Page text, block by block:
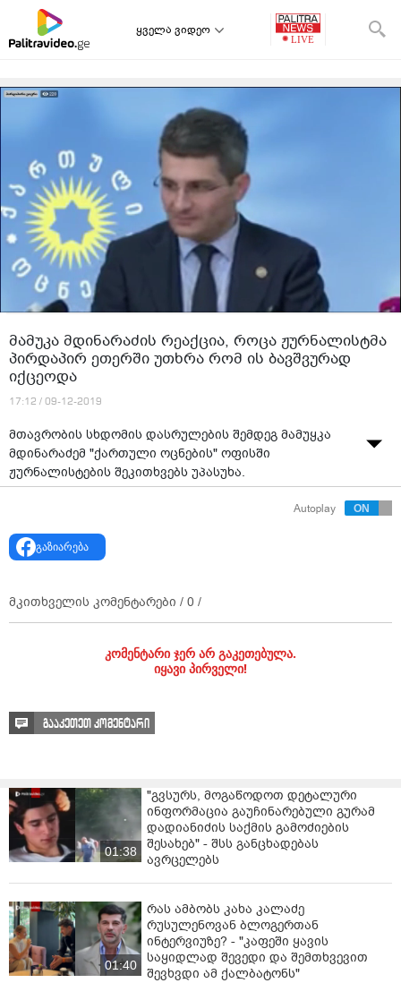
ყველა ვიდეო
მამუკა მდინარაძის რეაქცია, როცა ჟურნალისტმა
პირდაპირ ეთერში უთხრა რომ ის ბავშვურად
იქცეოდა
17:12 / 09-12-2019
მთავრობის სხდომის დასრულების შემდეგ მამუყკა
მდინარაძემ "ქართული ოცნების" ოფისში
ჟურნალისტების შეკითხვებს უპასუხა.
Autoplay
გაზიარება
მკითხველის კომენტარები / 0 /
კომენტარი ჯერ არ გაკეთებულა.
იყავი პირველი!
გააკეთეთ კომენტარი
01:38
"გვსურს, მოგაწოდოთ დეტალური
ინფორმაცია გაუჩინარებული გურამ
დადიანიძის საქმის გამოძიების
შესახებ" - შსს განცხადებას
ავრცელებს
01:40
რას ამბობს კახა კალაძე
რუსულენოვან ბლოგერთან
ინტერვიუზე? - "კაფეში ყავის
საყიდლად შევედი და შემთხვევით
შევხვდი ამ ქალბატონს"